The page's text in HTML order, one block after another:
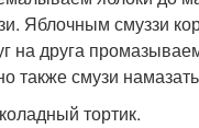
Яблочным смуззи
на друга
также смузи
тортик.